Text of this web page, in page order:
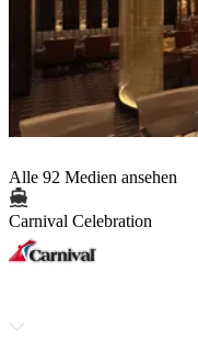
Alle 92 Medien ansehen
Carnival Celebration